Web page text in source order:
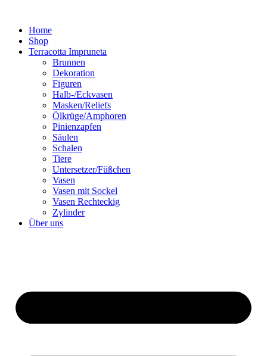
springenHome
Shop
Terracotta Impruneta
Brunnen
Dekoration
Figuren
Halb-/Eckvasen
Masken/Reliefs
Ölkrüge/Amphoren
Pinienzapfen
Säulen
Schalen
Tiere
Untersetzer/Füßchen
Vasen
Vasen mit Sockel
Vasen Rechteckig
Zylinder
Über uns